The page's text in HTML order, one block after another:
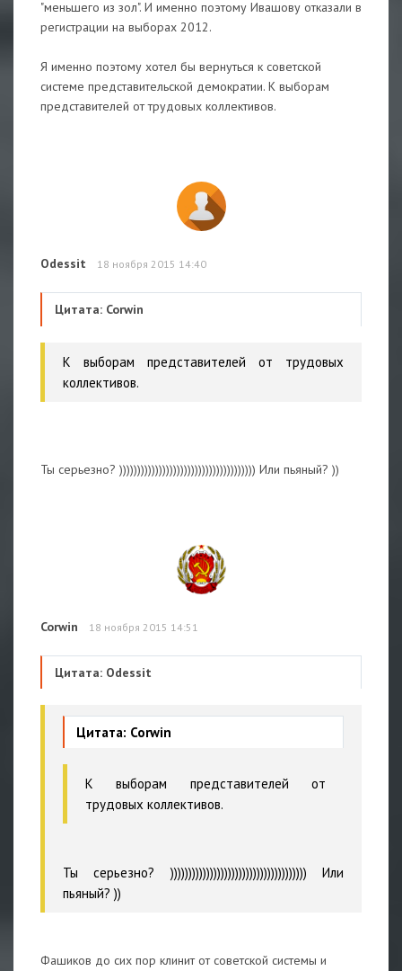
"меньшего из зол". И именно поэтому Ивашову отказали в
регистрации на выборах 2012.
Я именно поэтому хотел бы вернуться к советской
системе представительской демократии. К выборам
представителей от трудовых коллективов.
Odessit 18 ноября 2015 14:40
Цитата: Corwin
К выборам представителей от трудовых
коллективов.
Ты серьезно? )))))))))))))))))))))))))))))))))))))) Или пьяный? ))
Corwin 18 ноября 2015 14:51
Цитата: Odessit
Цитата: Corwin
К выборам представителей от
трудовых коллективов.
Ты серьезно? )))))))))))))))))))))))))))))))))))))) Или
пьяный? ))
Фашиков до сих пор клинит от советской системы и